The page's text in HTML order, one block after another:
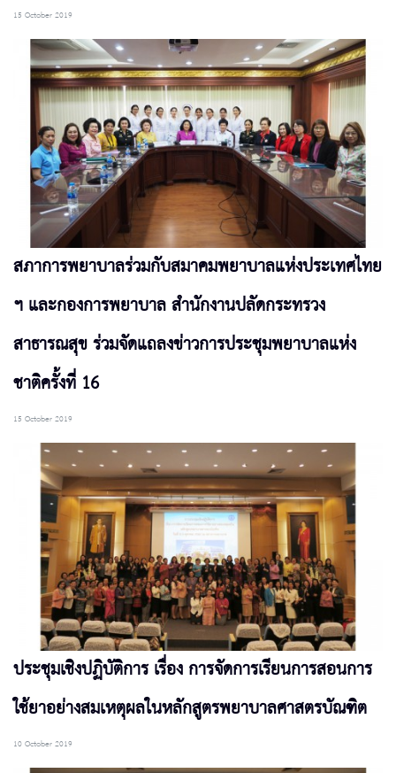
15 October 2019
สภาการพยาบาลร่วมกับสมาคมพยาบาลแห่งประเทศไทย
ฯ และกองการพยาบาล สำนักงานปลัดกระทรวง
สาธารณสุข ร่วมจัดแถลงข่าวการประชุมพยาบาลแห่ง
ชาติครั้งที่ 16
15 October 2019
ประชุมเชิงปฏิบัติการ เรื่อง การจัดการเรียนการสอนการ
ใช้ยาอย่างสมเหตุผลในหลักสูตรพยาบาลศาสตรบัณฑิต
10 October 2019